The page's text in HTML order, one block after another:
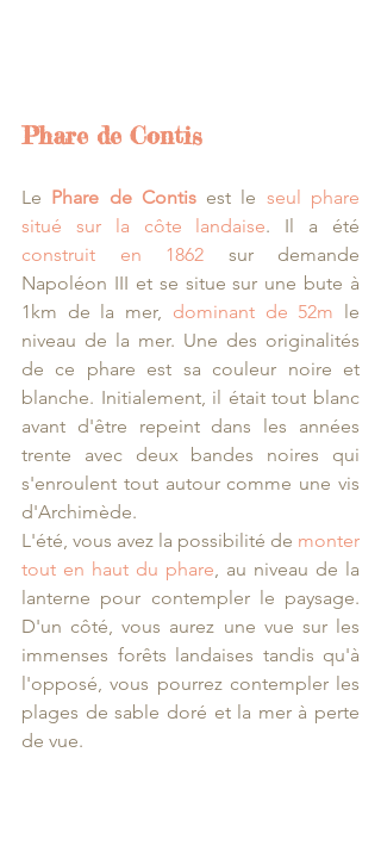
Phare de Contis
Le Phare de Contis est le seul phare
situé sur la côte landaise
construit en 1862 sur demande
Napoléon III et se situe sur une bute à
1km de la mer, dominant de 52m le
niveau de la mer. Une des originalités
de ce phare est sa couleur noire et
blanche. Initialement, il était tout blanc
avant d'être repeint dans les années
trente avec deux bandes noires qui
s'enroulent tout autour comme une vis
d'Archimède.
L'été, vous avez la possibilité de monter
tout en haut du phare, au niveau de la
lanterne pour contempler le paysage.
D'un côté, vous aurez une vue sur les
immenses forêts landaises tandis qu'à
l'opposé, vous pourrez contempler les
plages de sable doré et la mer à perte
de vue.